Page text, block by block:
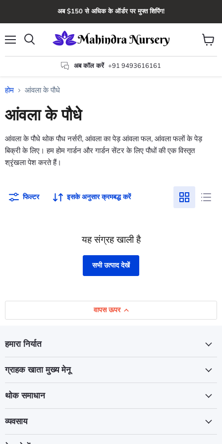
अब $150 से अधिक के ऑर्डर पर मुफ्त शिपिंग!
अब कॉल करें +91 9493616161
कार्ट
देंखे
होम आंवला के पौधे
आंवला के पौधे
आंवला के पौधे थोक पौध नर्सरी, आंवला का पेड़ आंवला फल, आंवला फलों के पेड़
बिक्री के लिए। हम होम गार्डन और गार्डन सेंटर के लिए पौधों की एक विस्तृत
श्रृंखला पेश करते हैं।
फिल्टर इसके अनुसार क्रमबद्ध करें
यह संग्रह खाली है
सभी उत्पाद देखें
वापस ऊपर
हमारा निर्यात
ग्राहक खाता मुख्य मेनू
थोक समाधान
व्यवसाय